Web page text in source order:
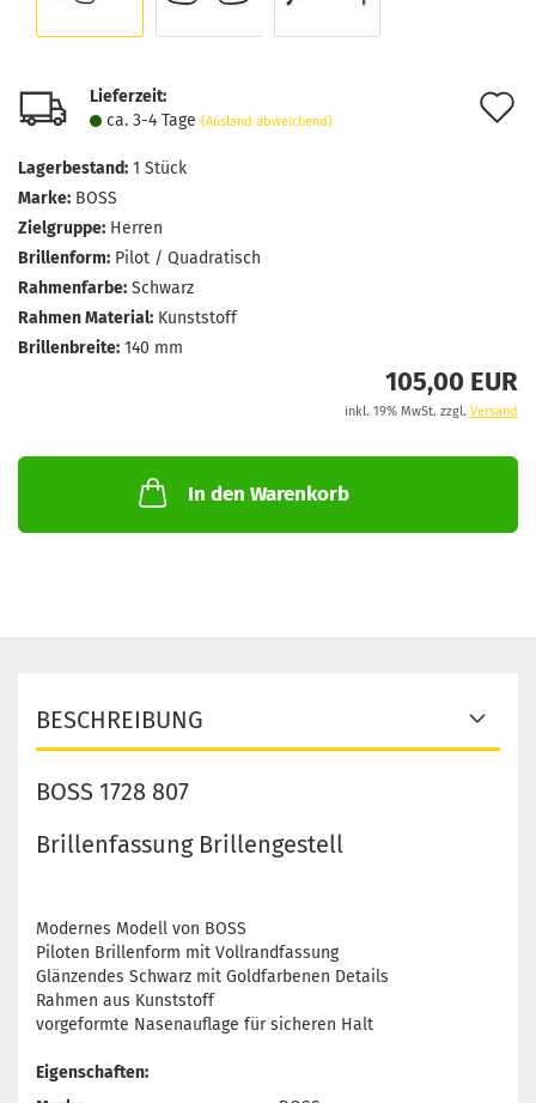
Lieferzeit:
ca. 3-4 Tage (Ausland abweichend)
Lagerbestand: 1 Stück
Marke: BOSS
Zielgruppe: Herren
Brillenform: Pilot / Quadratisch
Rahmenfarbe: Schwarz
Rahmen Material: Kunststoff
Brillenbreite: 140 mm
105,00 EUR
inkl. 19% MwSt. zzgl. Versand
In den Warenkorb
BESCHREIBUNG
BOSS 1728 807
Brillenfassung Brillengestell
Modernes Modell von BOSS
Piloten Brillenform mit Vollrandfassung
Glänzendes Schwarz mit Goldfarbenen Details
Rahmen aus Kunststoff
vorgeformte Nasenauflage für sicheren Halt
Eigenschaften: